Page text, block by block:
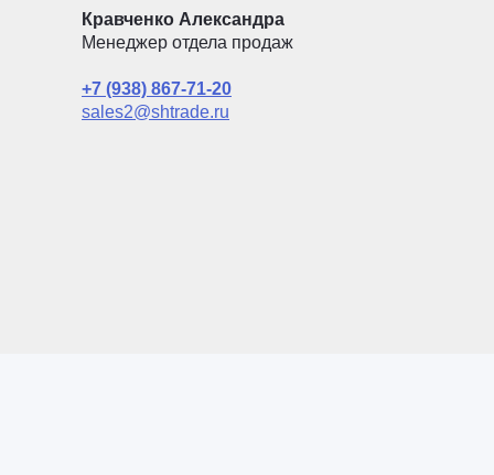
Кравченко Александра
Менеджер отдела продаж
+7 (938) 867-71-20
sales2@shtrade.ru